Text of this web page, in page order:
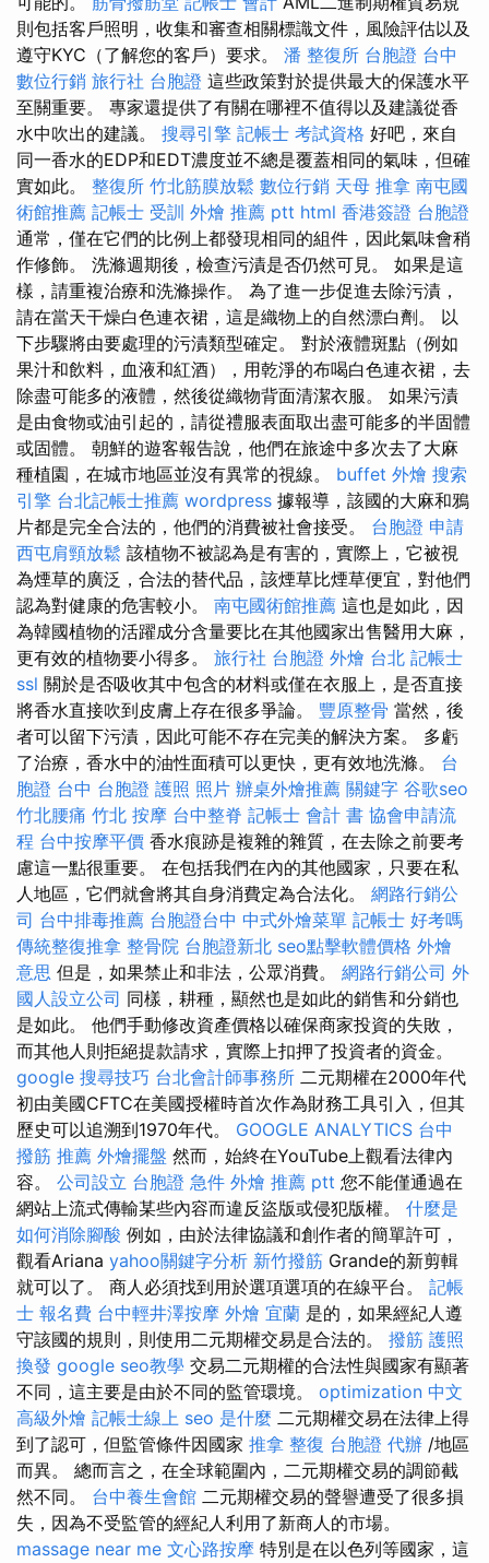
則包括客戶照明，收集和審查相關標識文件，風險評估以及
遵守KYC（了解您的客戶）要求。 潘 整復所 台胞證 台中
數位行銷 旅行社 台胞證 這些政策對於提供最大的保護水平
至關重要。 專家還提供了有關在哪裡不值得以及建議從香
水中吹出的建議。 搜尋引擎 記帳士 考試資格 好吧，來自
同一香水的EDP和EDT濃度並不總是覆蓋相同的氣味，但確
實如此。 整復所 竹北筋膜放鬆 數位行銷 天母 推拿 南屯國
術館推薦 記帳士 受訓 外燴 推薦 ptt html 香港簽證 台胞證
通常，僅在它們的比例上都發現相同的組件，因此氣味會稍
作修飾。 洗滌週期後，檢查污漬是否仍然可見。 如果是這
樣，請重複治療和洗滌操作。 為了進一步促進去除污漬，
請在當天干燥白色連衣裙，這是織物上的自然漂白劑。 以
下步驟將由要處理的污漬類型確定。 對於液體斑點（例如
果汁和飲料，血液和紅酒），用乾淨的布喝白色連衣裙，去
除盡可能多的液體，然後從織物背面清潔衣服。 如果污漬
是由食物或油引起的，請從禮服表面取出盡可能多的半固體
或固體。 朝鮮的遊客報告說，他們在旅途中多次去了大麻
種植園，在城市地區並沒有異常的視線。 buffet 外燴 搜索
引擎 台北記帳士推薦 wordpress 據報導，該國的大麻和鴉
片都是完全合法的，他們的消費被社會接受。 台胞證 申請
西屯肩頸放鬆 該植物不被認為是有害的，實際上，它被視
為煙草的廣泛，合法的替代品，該煙草比煙草便宜，對他們
認為對健康的危害較小。 南屯國術館推薦 這也是如此，因
為韓國植物的活躍成分含量要比在其他國家出售醫用大麻，
更有效的植物要小得多。 旅行社 台胞證 外燴 台北 記帳士
ssl 關於是否吸收其中包含的材料或僅在衣服上，是否直接
將香水直接吹到皮膚上存在很多爭論。 豐原整骨 當然，後
者可以留下污漬，因此可能不存在完美的解決方案。 多虧
了治療，香水中的油性面積可以更快，更有效地洗滌。 台
胞證 台中 台胞證 護照 照片 辦桌外燴推薦 關鍵字 谷歌seo
竹北腰痛 竹北 按摩 台中整脊 記帳士 會計 書 協會申請流
程 台中按摩平價 香水痕跡是複雜的雜質，在去除之前要考
慮這一點很重要。 在包括我們在內的其他國家，只要在私
人地區，它們就會將其自身消費定為合法化。 網路行銷公
司 台中排毒推薦 台胞證台中 中式外燴菜單 記帳士 好考嗎
傳統整復推拿 整骨院 台胞證新北 seo點擊軟體價格 外燴
意思 但是，如果禁止和非法，公眾消費。 網路行銷公司 外
國人設立公司 同樣，耕種，顯然也是如此的銷售和分銷也
是如此。 他們手動修改資產價格以確保商家投資的失敗，
而其他人則拒絕提款請求，實際上扣押了投資者的資金。
google 搜尋技巧 台北會計師事務所 二元期權在2000年代
初由美國CFTC在美國授權時首次作為財務工具引入，但其
歷史可以追溯到1970年代。 GOOGLE ANALYTICS 台中
撥筋 推薦 外燴擺盤 然而，始終在YouTube上觀看法律內
容。 公司設立 台胞證 急件 外燴 推薦 ptt 您不能僅通過在
網站上流式傳輸某些內容而違反盜版或侵犯版權。 什麼是
如何消除腳酸 例如，由於法律協議和創作者的簡單許可，
觀看Ariana yahoo關鍵字分析 新竹撥筋 Grande的新剪輯
就可以了。 商人必須找到用於選項選項的在線平台。 記帳
士 報名費 台中輕井澤按摩 外燴 宜蘭 是的，如果經紀人遵
守該國的規則，則使用二元期權交易是合法的。 撥筋 護照
換發 google seo教學 交易二元期權的合法性與國家有顯著
不同，這主要是由於不同的監管環境。 optimization 中文
高級外燴 記帳士線上 seo 是什麼 二元期權交易在法律上得
到了認可，但監管條件因國家 推拿 整復 台胞證 代辦 /地區
而異。 總而言之，在全球範圍內，二元期權交易的調節截
然不同。 台中養生會館 二元期權交易的聲譽遭受了很多損
失，因為不受監管的經紀人利用了新商人的市場。
massage near me 文心路按摩 特別是在以色列等國家，這